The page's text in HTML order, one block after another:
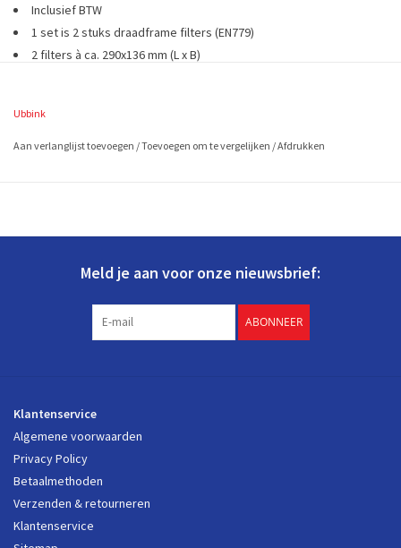
Inclusief BTW
1 set is 2 stuks draadframe filters (EN779)
2 filters à ca. 290x136 mm (L x B)
Bestel de Ubbink HRV Compact C180 nu, vandaag voor 16.00 besteld,
morgen in huis!
Ubbink
Aan verlanglijst toevoegen /Toevoegen om te vergelijken /Afdrukken
Meld je aan voor onze nieuwsbrief:
ABONNEER
Klantenservice
Algemene voorwaarden
Privacy Policy
Betaalmethoden
Verzenden & retourneren
Klantenservice